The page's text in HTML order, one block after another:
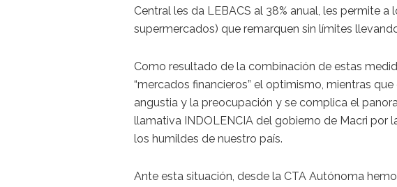
Central les da LEBACS al 38% anual, les permite
supermercados) que remarquen sin límites
Como resultado de la combinación de estas
“mercados financieros” el optimismo, mientras
angustia y la preocupación y se complica el
llamativa INDOLENCIA del gobierno de Macri por
los humildes de nuestro país.
Ante esta situación, desde la CTA Autónoma